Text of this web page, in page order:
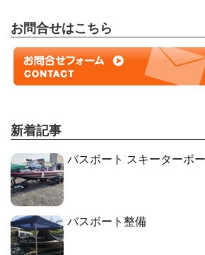
お問合せはこちら
新着記事
バスボート スキーターボ
バスボート整備